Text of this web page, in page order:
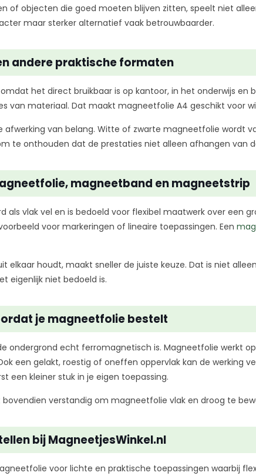
of objecten die goed moeten blijven zitten, speelt niet
maar sterker alternatief vaak betrouwbaarder.
andere praktische formaten
het direct bruikbaar is op kantoor, in het onderwijs en
van materiaal. Dat maakt magneetfolie A4 geschikt voor
van belang. Witte of zwarte magneetfolie wordt
te onthouden dat de prestaties niet alleen afhangen van
magneetband en magneetstrip
als vlak vel en is bedoeld voor flexibel maatwerk over een
voor markeringen of lineaire toepassingen. Een
elkaar houdt, maakt sneller de juiste keuze. Dat is niet
eigenlijk niet bedoeld is.
je magneetfolie bestelt
ondergrond echt ferromagnetisch is. Magneetfolie werkt
een gelakt, roestig of oneffen oppervlak kan de
een kleiner stuk in je eigen toepassing.
bovendien verstandig om magneetfolie vlak en droog te
bij MagneetjesWinkel.nl
voor lichte en praktische toepassingen waarbij